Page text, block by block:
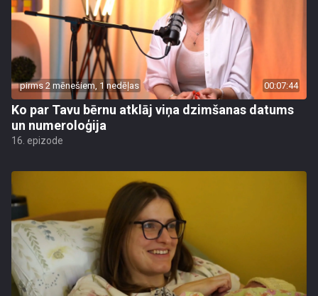
pirms 2 mēnešiem, 1 nedēļas 00:07:44
Ko par Tavu bērnu atklāj viņa dzimšanas datums
un numeroloģija
16. epizode